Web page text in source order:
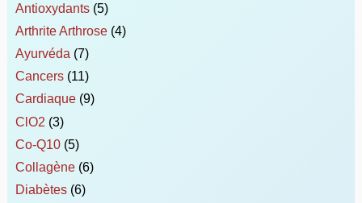
Antioxydants(5)
Arthrite Arthrose(4)
Ayurvéda (7)
Cancers(11)
Cardiaque(9)
ClO2 (3)
Co-Q10(5)
Collagène(6)
Diabètes(6)